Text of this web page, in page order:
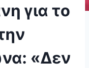
για το
«Δεν